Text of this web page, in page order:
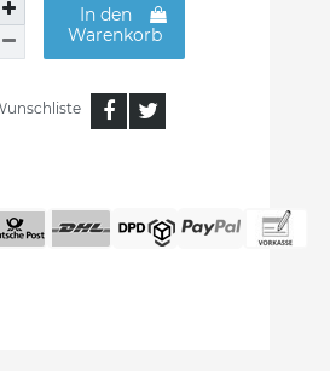
In den
Warenkorb